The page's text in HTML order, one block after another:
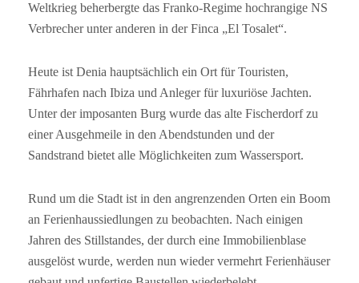
S
Weltkrieg beherbergte das Franko-Regime hochrangige NS
Verbrecher unter anderen in der Finca „El Tosalet“.
Heute ist Denia hauptsächlich ein Ort für Touristen,
Fährhafen nach Ibiza und Anleger für luxuriöse Jachten.
Unter der imposanten Burg wurde das alte Fischerdorf zu
einer Ausgehmeile in den Abendstunden und der
Sandstrand bietet alle Möglichkeiten zum Wassersport.
Rund um die Stadt ist in den angrenzenden Orten ein Boom
an Ferienhaussiedlungen zu beobachten. Nach einigen
Jahren des Stillstandes, der durch eine Immobilienblase
ausgelöst wurde, werden nun wieder vermehrt Ferienhäuser